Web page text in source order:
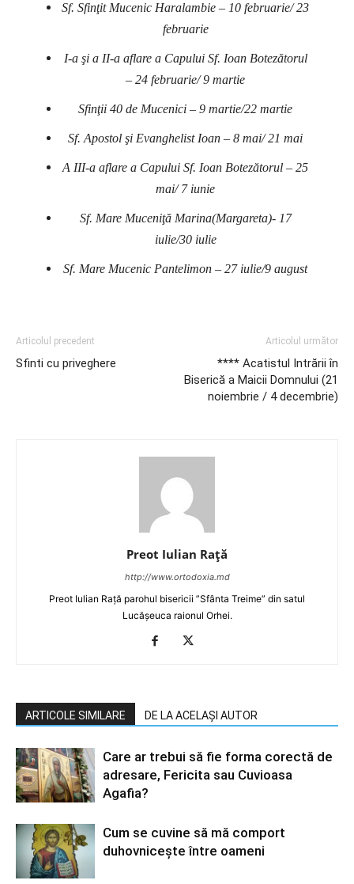
Sf. Sfinţit Mucenic Haralambie – 10 februarie/ 23
februarie
I-a şi a II-a aflare a Capului Sf. Ioan Botezătorul
– 24 februarie/ 9 martie
Sfinţii 40 de Mucenici – 9 martie/22 martie
Sf. Apostol şi Evanghelist Ioan – 8 mai/ 21 mai
A III-a aflare a Capului Sf. Ioan Botezătorul – 25
mai/ 7 iunie
Sf. Mare Muceniţă Marina(Margareta)- 17
iulie/30 iulie
Sf. Mare Mucenic Pantelimon – 27 iulie/9 august
Articolul precedent
Sfinti cu priveghere
Articolul următor
**** Acatistul Intrării în
Biserică a Maicii Domnului (21
noiembrie / 4 decembrie)
Preot Iulian Raţă
http://www.ortodoxia.md
Preot Iulian Rață parohul bisericii ”Sfânta Treime” din satul
Lucășeuca raionul Orhei.
ARTICOLE SIMILARE DE LA ACELAȘI AUTOR
Care ar trebui să fie forma corectă de
adresare, Fericita sau Cuvioasa
Agafia?
Cum se cuvine să mă comport
duhovniceşte între oameni